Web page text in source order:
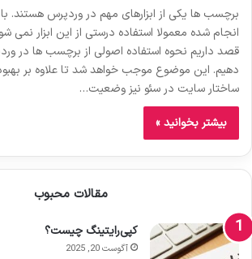
برچسب ها یکی از ابزارهای مهم در وردپرس هستند.
انجام شده معمولا استفاده درستی از این ابزار
قصد داریم نحوه استفاده اصولی از برچسب ها در
دهیم. این موضوع موجب خواهد شد تا علاوه بر
ساختار سایت در سئو نیز وضعیت…
بیشتر بخوانید »
مقالات محبوب
کپی‌رایتینگ چیست؟
آگوست 20, 2025